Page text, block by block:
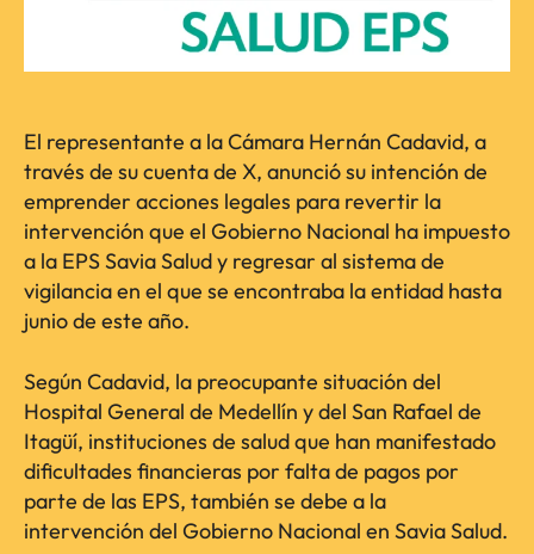
El representante a la Cámara Hernán Cadavid, a
través de su cuenta de X, anunció su intención de
emprender acciones legales para revertir la
intervención que el Gobierno Nacional ha impuesto
a la EPS Savia Salud y regresar al sistema de
vigilancia en el que se encontraba la entidad hasta
junio de este año.
Según Cadavid, la preocupante situación del
Hospital General de Medellín y del San Rafael de
Itagüí, instituciones de salud que han manifestado
dificultades financieras por falta de pagos por
parte de las EPS, también se debe a la
intervención del Gobierno Nacional en Savia Salud.